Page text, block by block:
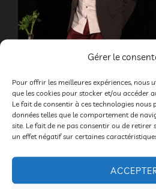
Gérer le
Pour offrir les meilleures expériences, nous
que les cookies pour stocker et/ou accéder
Le fait de consentir à ces technologies
données telles que le comportement de
site. Le fait de ne pas consentir ou de
un effet négatif sur certaines